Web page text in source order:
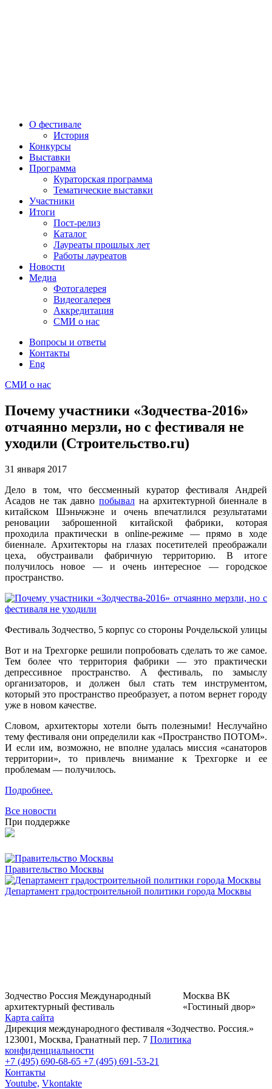
О фестивале
История
Конкурсы
Выставки
Программа
Кураторская программа
Тематические выставки
Участники
Итоги
Пост-релиз
Каталог
Лауреаты прошлых лет
Работы лауреатов
Новости
Медиа
Фотогалерея
Видеогалерея
Аккредитация
СМИ о нас
Вопросы и ответы
Контакты
Eng
СМИ о нас
Почему участники «Зодчества-2016»
отчаянно мерзли, но с фестиваля не
уходили (Строительство.ru)
31 января 2017
Дело в том, что бессменный куратор фестиваля Андрей
Асадов не так давно побывал на архитектурной биеннале в
китайском Шэньчжэне и очень впечатлился результатами
реновации заброшенной китайской фабрики, которая
проходила практически в online-режиме — прямо в ходе
биеннале. Архитекторы на глазах посетителей преображали
цеха, обустраивали фабричную территорию. В итоге
получилось новое — и очень интересное — городское
пространство.
Фестиваль Зодчество, 5 корпус со стороны Рочдельской улицы
Вот и на Трехгорке решили попробовать сделать то же самое.
Тем более что территория фабрики — это практически
депрессивное пространство. А фестиваль, по замыслу
организаторов, и должен был стать тем инструментом,
который это пространство преобразует, а потом вернет городу
уже в новом качестве.
Словом, архитекторы хотели быть полезными! Неслучайно
тему фестиваля они определили как «Пространство ПОТОМ».
И если им, возможно, не вполне удалась миссия «санаторов
территории», то привлечь внимание к Трехгорке и ее
проблемам — получилось.
Подробнее.
Все новости
При поддержке
Правительство Москвы
Департамент градостроительной политики города Москвы
Зодчество Россия Международный
архитектурный фестиваль
Карта сайта
Москва ВК
«Гостиный двор»
Дирекция международного фестиваля «Зодчество. Россия.»
123001, Москва, Гранатный пер. 7 Политика
конфиденциальности
+7 (495) 690-68-65 +7 (495) 691-53-21
Контакты
Youtube, Vkontakte